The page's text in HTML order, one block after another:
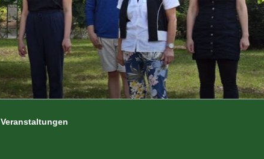
Veranstaltungen